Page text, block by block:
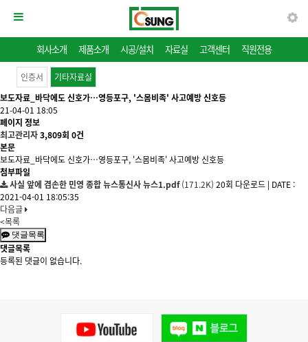
회사소개 제품소개 시공/설치 자료실 고객센터 직원전용
인증서
기타자료실
보도자료_바닥에도 신호가…영등포구, '스몸비족' 사고예방 신호등
21-04-01 18:05
페이지 정보
최고관리자3,809회 0건
본문
보도자료_바닥에도 신호가…영등포구, '스몸비족' 사고예방 신호등
첨부파일
사실 앞에 겸손한 민영 종합 뉴스통신사 뉴스1.pdf(171.2K) 20회 다운로드 | DATE :
2021-04-01 18:05:35
다음글
<목록
댓글목록
댓글목록
등록된 댓글이 없습니다.